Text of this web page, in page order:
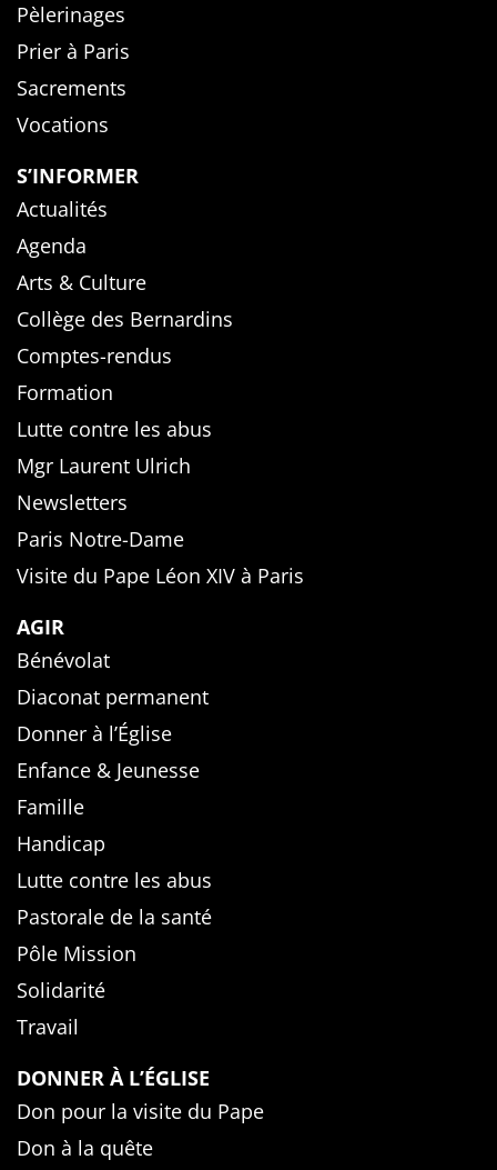
Pèlerinages
Prier à Paris
Sacrements
Vocations
S’INFORMER
Actualités
Agenda
Arts & Culture
Collège des Bernardins
Comptes-rendus
Formation
Lutte contre les abus
Mgr Laurent Ulrich
Newsletters
Paris Notre-Dame
Visite du Pape Léon XIV à Paris
AGIR
Bénévolat
Diaconat permanent
Donner à l’Église
Enfance & Jeunesse
Famille
Handicap
Lutte contre les abus
Pastorale de la santé
Pôle Mission
Solidarité
Travail
DONNER À L’ÉGLISE
Don pour la visite du Pape
Don à la quête